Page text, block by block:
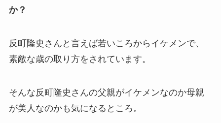
か？
反町隆史さんと言えば若いころからイケメンで、
素敵な歳の取り方をされています。
そんな反町隆史さんの父親がイケメンなのか母親
が美人なのかも気になるところ。